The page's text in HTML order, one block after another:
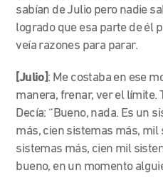
sabían de Julio pero nadie
logrado que esa parte de él
veía razones para parar.
[Julio]: Me costaba en ese
manera, frenar, ver el límite.
Decía: “Bueno, nada. Es un
más, cien sistemas más,
sistemas más, cien mil
bueno, en un momento